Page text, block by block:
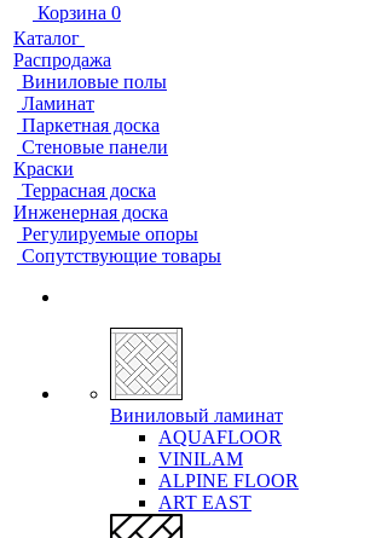
Корзина 0
Каталог
Распродажа
Виниловые полы
Ламинат
Паркетная доска
Стеновые панели
Краски
Террасная доска
Инженерная доска
Регулируемые опоры
Сопутствующие товары
Виниловый ламинат
AQUAFLOOR
VINILAM
ALPINE FLOOR
ART EAST